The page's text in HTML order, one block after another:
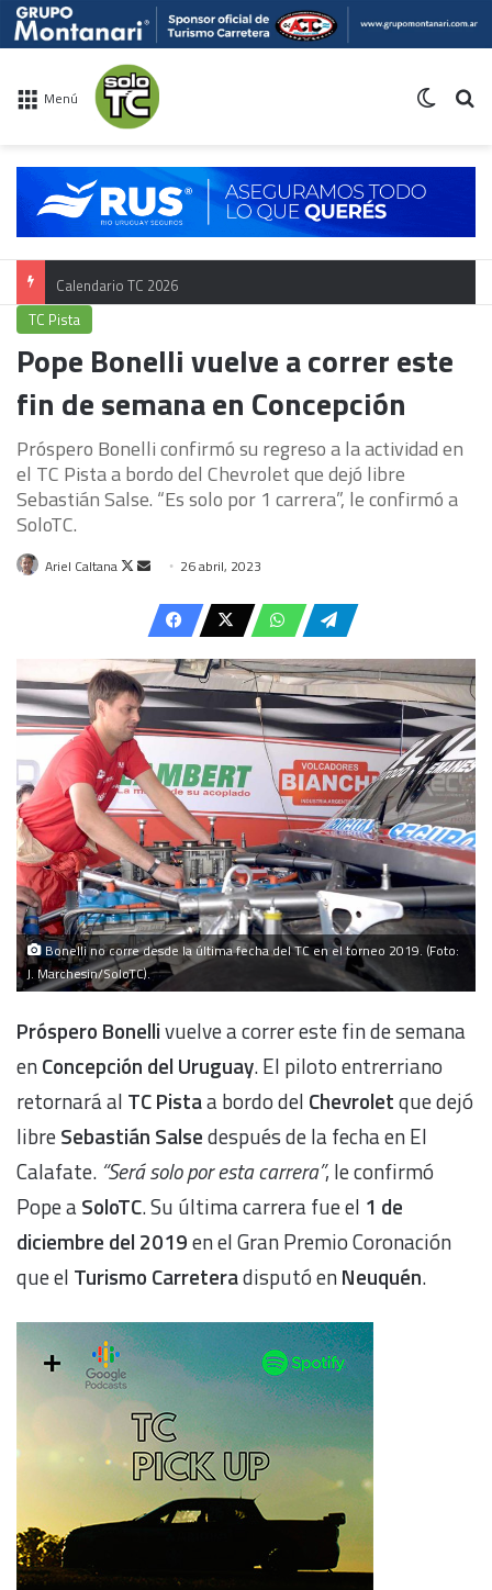
Menú
Calendario TC 2026
TC Pista
Pope Bonelli vuelve a correr este
fin de semana en Concepción
Próspero Bonelli confirmó su regreso a la actividad en
el TC Pista a bordo del Chevrolet que dejó libre
Sebastián Salse. “Es solo por 1 carrera”, le confirmó a
SoloTC.
Ariel Caltana
Follow
Send
email
26 abril, 2023
Bonelli no corre desde la última fecha del TC en el torneo 2019. (Foto:
J. Marchesin/SoloTC).
Próspero Bonellivuelve a correr este fin de semana
enConcepción del Uruguay. El piloto entrerriano
retornará al TC Pistaa bordo del Chevroletque dejó
libreSebastián Salsedespués de la fecha en El
Calafate. “Será solo por esta carrera”, le confirmó
Pope aSoloTC. Su última carrera fue el 1 de
diciembre del 2019en el Gran Premio Coronación
que el Turismo Carreteradisputó enNeuquén.